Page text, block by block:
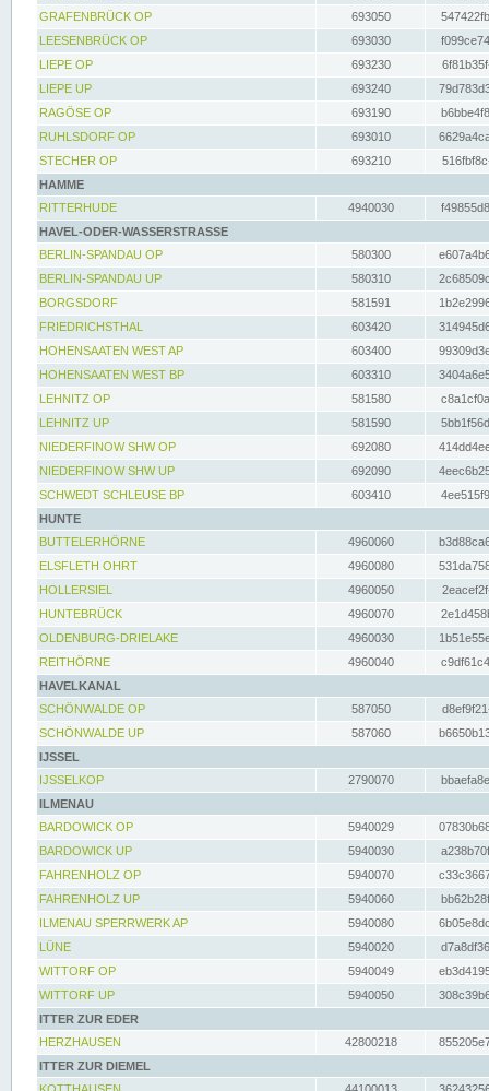
GRAFENBRÜCK OP
693050
LEESENBRÜCK OP
693030
LIEPE OP
693230
LIEPE UP
693240
RAGÖSE OP
693190
RUHLSDORF OP
693010
STECHER OP
693210
HAMME
RITTERHUDE
4940030
HAVEL-ODER-WASSERSTRASSE
BERLIN-SPANDAU OP
580300
BERLIN-SPANDAU UP
580310
BORGSDORF
581591
FRIEDRICHSTHAL
603420
HOHENSAATEN WEST AP
603400
HOHENSAATEN WEST BP
603310
LEHNITZ OP
581580
LEHNITZ UP
581590
NIEDERFINOW SHW OP
692080
NIEDERFINOW SHW UP
692090
SCHWEDT SCHLEUSE BP
603410
HUNTE
BUTTELERHÖRNE
4960060
ELSFLETH OHRT
4960080
HOLLERSIEL
4960050
HUNTEBRÜCK
4960070
OLDENBURG-DRIELAKE
4960030
REITHÖRNE
4960040
HAVELKANAL
SCHÖNWALDE OP
587050
SCHÖNWALDE UP
587060
IJSSEL
IJSSELKOP
2790070
ILMENAU
BARDOWICK OP
5940029
BARDOWICK UP
5940030
FAHRENHOLZ OP
5940070
FAHRENHOLZ UP
5940060
ILMENAU SPERRWERK AP
5940080
LÜNE
5940020
WITTORF OP
5940049
WITTORF UP
5940050
ITTER ZUR EDER
HERZHAUSEN
42800218
ITTER ZUR DIEMEL